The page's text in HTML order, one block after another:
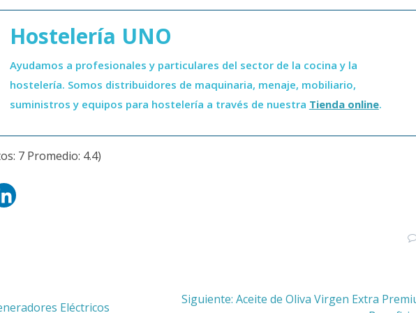
Hostelería UNO
Ayudamos a profesionales y particulares del sector de la cocina y la
hostelería. Somos distribuidores de maquinaria, menaje, mobiliario,
suministros y equipos para hostelería a través de nuestra Tienda online.
7 Promedio: 4.4)
Eléctricos
Siguiente: Siguiente
Aceite de Oliva Virgen Extra